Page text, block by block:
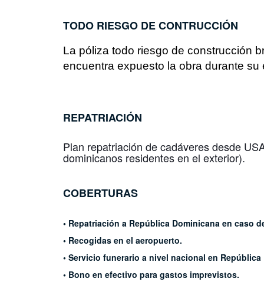
TODO RIESGO DE CONTRUCCIÓN
La póliza todo riesgo de construcción
encuentra expuesto la obra durante su
REPATRIACIÓN
Plan repatriación de cadáveres desde
dominicanos residentes en el exterior).
COBERTURAS
• Repatriación a República Dominicana en caso
• Recogidas en el aeropuerto.
• Servicio funerario a nivel nacional en República
• Bono en efectivo para gastos imprevistos.